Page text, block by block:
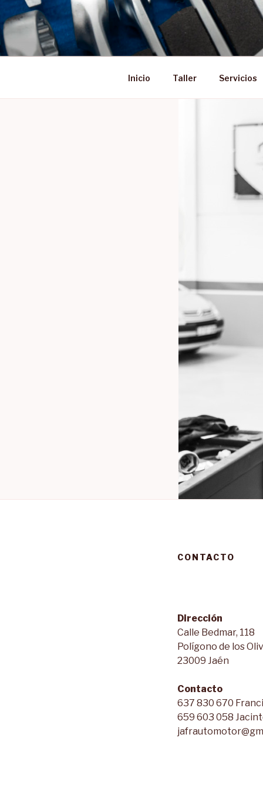
Saltar
al
contenido
Inicio Taller Servicios
CONTACTO
Dirección
Calle Bedmar, 118
Polígono de los
23009 Jaén
Contacto
637 830 670
659 603 058